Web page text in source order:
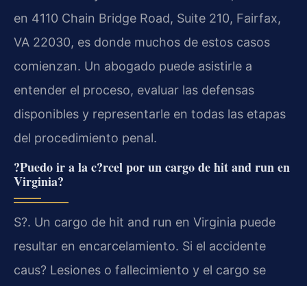
en 4110 Chain Bridge Road, Suite 210, Fairfax,
VA 22030, es donde muchos de estos casos
comienzan. Un abogado puede asistirle a
entender el proceso, evaluar las defensas
disponibles y representarle en todas las etapas
del procedimiento penal.
?Puedo ir a la c?rcel por un cargo de hit and run en
Virginia?
S?. Un cargo de hit and run en Virginia puede
resultar en encarcelamiento. Si el accidente
caus? Lesiones o fallecimiento y el cargo se